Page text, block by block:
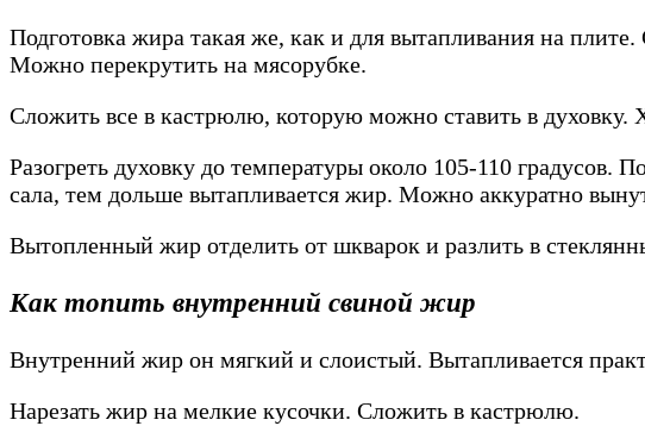
Подготовка жира такая же, как и для вытапливания на
Можно перекрутить на мясорубке.
Сложить все в кастрюлю, которую можно ставить в духовку.
Разогреть духовку до температуры около 105-110 градусов.
сала, тем дольше вытапливается жир. Можно аккуратно
Вытопленный жир отделить от шкварок и разлить в
Как топить внутренний свиной жир
Внутренний жир он мягкий и слоистый. Вытапливается
Нарезать жир на мелкие кусочки. Сложить в кастрюлю.